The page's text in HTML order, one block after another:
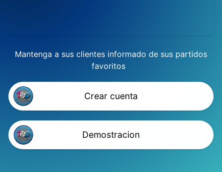
Mantenga a sus clientes informado de sus partidos
favoritos
Crear cuenta
Demostracion